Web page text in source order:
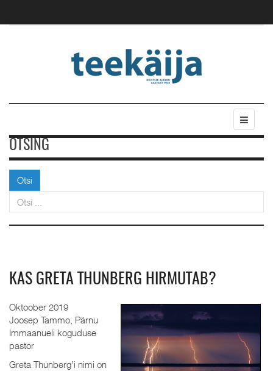
OTSING
Otsi
KAS GRETA THUNBERG HIRMUTAB?
Oktoober 2019
Joosep Tammo, Pärnu
Immaanueli koguduse
pastor
Greta Thunberg’i nimi on